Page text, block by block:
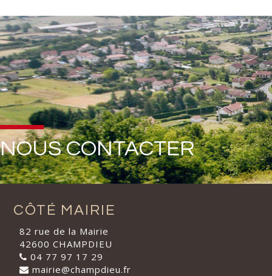
NOUS CONTACTER
CÔTÉ MAIRIE
82 rue de la Mairie
42600 CHAMPDIEU
04 77 97 17 29
mairie@champdieu.fr